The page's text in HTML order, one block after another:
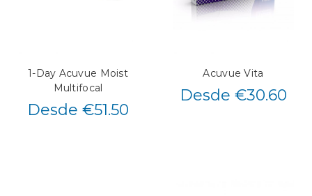
1-Day Acuvue Moist
Multifocal
Desde €51.50
Acuvue Vita
Desde €30.60